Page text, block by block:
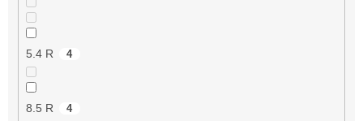
5.4 R 4
8.5 R 4